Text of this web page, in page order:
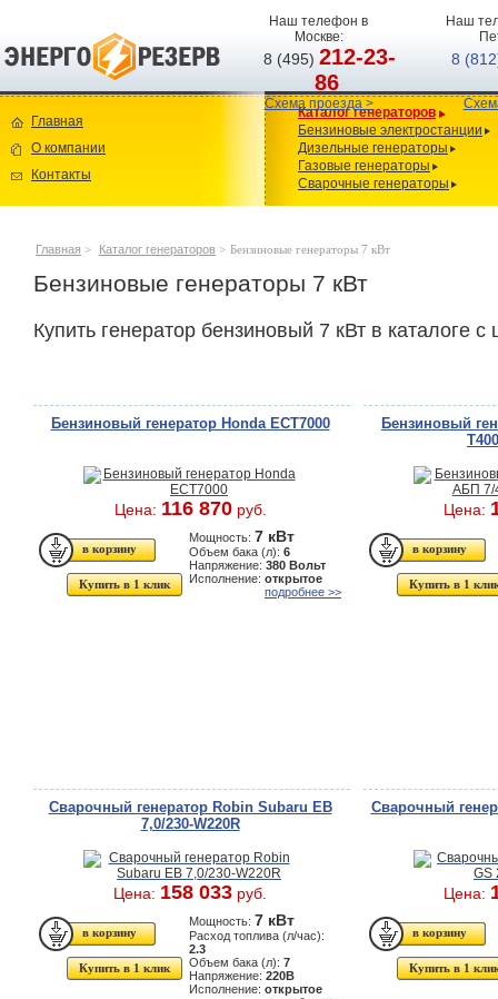
Наш телефон в
Москве:
8 (495)212-23-
86
Схема проезда >
Наш
8
Главная
О компании
Контакты
Каталог генераторов
Бензиновые электростанции
Дизельные генераторы
Газовые генераторы
Сварочные генераторы
Главная > Каталог генераторов > Бензиновые генераторы 7 кВт
Бензиновые генераторы 7 кВт
Купить генератор бензиновый 7 кВт в каталоге
Бензиновый генератор Honda ECT7000
Цена: 116 870руб.
Купить в 1 клик
Мощность: 7 кВт
Объем бака (л): 6
Напряжение: 380 Вольт
Исполнение: открытое
подробнее >>
Бензиновый
Цена:
Купить в 1
Сварочный генератор Robin Subaru EB
7,0/230-W220R
Цена: 158 033 руб.
Купить в 1 клик
Мощность: 7 кВт
Расход топлива (л/час):
2.3
Объем бака (л): 7
Напряжение: 220В
Исполнение: открытое
Cварочный
Цена:
Купить в 1